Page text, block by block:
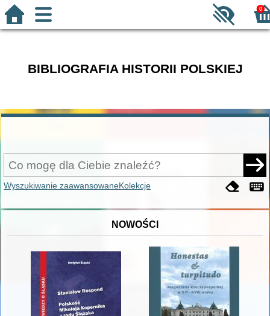
0
BIBLIOGRAFIA HISTORII POLSKIEJ
Wyszukiwanie zaawansowaneKolekcje
NOWOŚCI